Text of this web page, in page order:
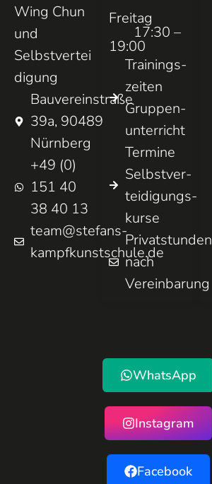
Wing Chun
und
Selbstvertei
digung
Bauvereinstraße
39a, 90489
Nürnberg
+49 (0)
151 40
38 40 13
team@stefans-
kampfkunstschule.de
Freitag
17:30 –
19:00
Trainings­
zeiten
Gruppen­
unterricht
Termine
Selbst­ver­
teidigungs­
kurse
Privatstunden
nach
Vereinbarung
WhatsApp
Instagram
Facebook